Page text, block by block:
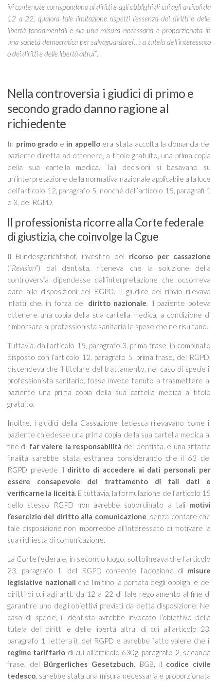
ivi contenute corrispondano ai diritti e agli obblighi di cui agli articoli da
12 a 22, qualora tale limitazione rispetti l’essenza dei diritti e delle
libertà fondamentali e sia una misura necessaria e proporzionata in
una società democratica per salvaguardare(…) a tutela dell’interessato
o dei diritti e delle libertà altrui”.
Nella controversia i giudici di primo e
secondo grado danno ragione al
richiedente
In primo grado e in appelloera stata accolta la domanda del
paziente diretta ad ottenere, a titolo gratuito, una prima copia
della sua cartella medica. Tali decisioni si basavano su
un’interpretazione della normativa nazionale applicabile alla luce
dell’articolo 12, paragrafo 5, nonché dell’articolo 15, paragrafi 1
e 3, del RGPD.
Il professionista ricorre alla Corte federale
di giustizia, che coinvolge la Cgue
Il Bundesgerichtshof, investito del ricorso per cassazione
(“Revision”) dal dentista, riteneva che la soluzione della
controversia dipendesse dall’interpretazione che occorreva
dare alle disposizioni del RGPD. Il giudice del rinvio rilevava
infatti che, in forza del diritto nazionale, il paziente poteva
ottenere una copia della sua cartella medica, a condizione di
rimborsare al professionista sanitario le spese che ne risultano.
Tuttavia, dall’articolo 15, paragrafo 3, prima frase, in combinato
disposto con l’articolo 12, paragrafo 5, prima frase, del RGPD,
discendeva che il titolare del trattamento, nel caso di specie il
professionista sanitario, fosse invece tenuto a trasmettere al
paziente una prima copia della sua cartella medica a titolo
gratuito.
Inoltre, i giudici della Cassazione tedesca rilevavano come il
paziente chiedesse una prima copia della sua cartella medica al
fine di far valere la responsabilità del dentista, e una siffatta
finalità sarebbe stata estranea considerando che il 63 del
RGPD prevede il diritto di accedere ai dati personali per
essere consapevole del trattamento di tali dati e
verificarne la liceità. E tuttavia, la formulazione dell’articolo 15
dello stesso RGPD non avrebbe subordinato a tali motivi
l’esercizio del diritto alla comunicazione, senza contare che
tale disposizione non imporrebbe all’interessato di motivare la
sua richiesta di comunicazione.
La Corte federale, in secondo luogo, sottolineava che l’articolo
23, paragrafo 1, del RGPD consente l’adozione di misure
legislative nazionali che limitino la portata degli obblighi e dei
diritti di cui agli artt. da 12 a 22 di tale regolamento al fine di
garantire uno degli obiettivi previsti da detta disposizione. Nel
caso di specie, il dentista avrebbe invocato l’obiettivo della
tutela dei diritti e delle libertà altrui di cui all’articolo 23,
paragrafo 1, lettera i), del RGPD e avrebbe fatto valere che il
regime tariffario di cui all’articolo 630g, paragrafo 2, seconda
frase, del Bürgerliches Gesetzbuch, BGB, il codice civile
tedesco, sarebbe stata una misura necessaria e proporzionata